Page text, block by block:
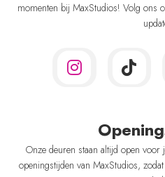
momenten bij MaxStudios! Volg ons
Onze deuren staan altijd open
openingstijden van MaxStudios,